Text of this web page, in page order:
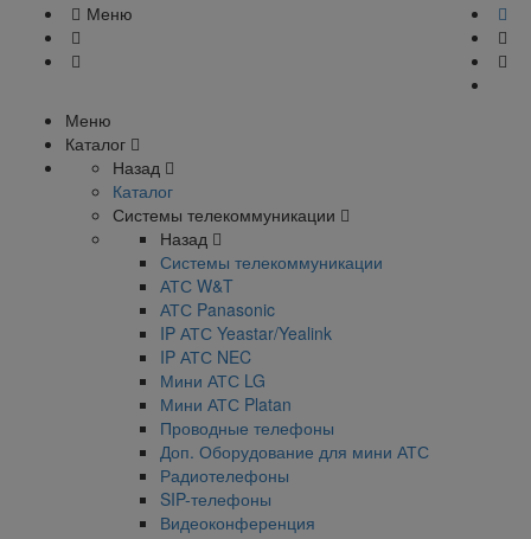
Меню
Меню
Каталог
Назад
Каталог
Системы телекоммуникации
Назад
Системы телекоммуникации
АТС W&T
АТС Panasonic
IP АТС Yeastar/Yealink
IP АТС NEC
Мини АТС LG
Мини АТС Platan
Проводные телефоны
Доп. Оборудование для мини АТС
Радиотелефоны
SIP-телефоны
Видеоконференция